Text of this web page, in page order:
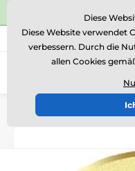
⭐Siehe 504
Rufen Sie uns an (Mo-Fr 15-18)
Einführung Logotypen
Diese
Diese Website verwendet
verbessern. Durch die
allen Cookies